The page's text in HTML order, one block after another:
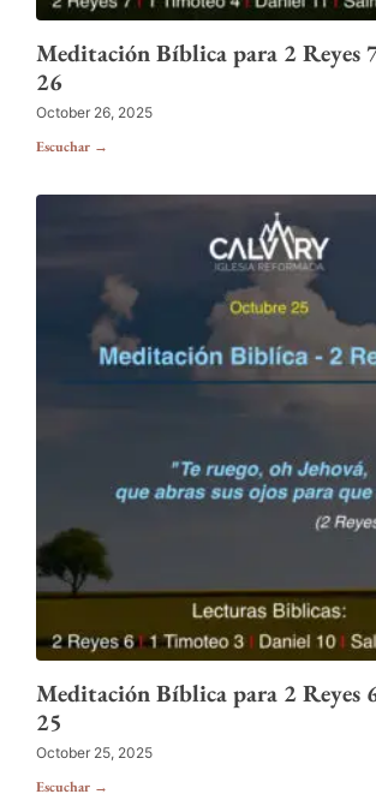
Meditación Bíblica para 2 Reyes
26
October 26, 2025
Escuchar →
Meditación Bíblica para 2 Reyes
25
October 25, 2025
Escuchar →